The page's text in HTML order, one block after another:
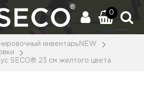
0
инвентарьNEW
SECO® 23 см желтого цвета